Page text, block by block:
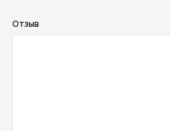
Отзыв